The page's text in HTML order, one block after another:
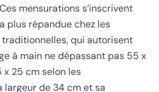
mensurations s’inscrivent
plus répandue chez les
qui autorisent
à main ne dépassant pas 55 x
25 cm selon les
largeur de 34 cm et sa